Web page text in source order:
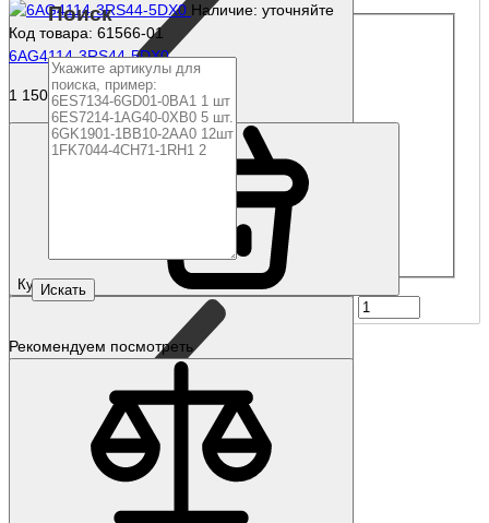
Наличие: уточняйте
Код товара: 61566-01
6AG4114-3RS44-5DX0
1 150 340 р.
Купить
Поиск
Рекомендуем посмотреть